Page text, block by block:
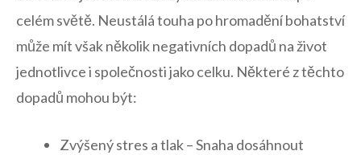
celém světě. Neustálá touha po hromadění bohatství
může mít však několik negativních dopadů na život
jednotlivce i společnosti jako celku. Některé z těchto
dopadů mohou být:
Zvýšený stres a tlak – Snaha dosáhnout